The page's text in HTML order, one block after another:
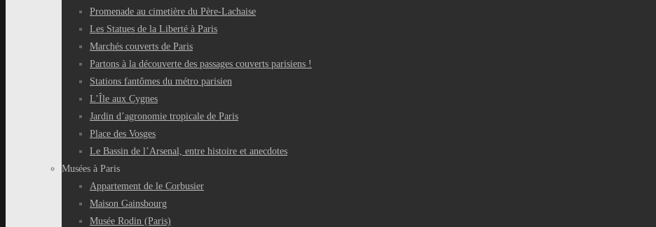
Promenade au cimetière du Père-Lachaise
Les Statues de la Liberté à Paris
Marchés couverts de Paris
Partons à la découverte des passages couverts parisiens !
Stations fantômes du métro parisien
L’Île aux Cygnes
Jardin d’agronomie tropicale de Paris
Place des Vosges
Le Bassin de l’Arsenal, entre histoire et anecdotes
Musées à Paris
Appartement de le Corbusier
Maison Gainsbourg
Musée Rodin (Paris)